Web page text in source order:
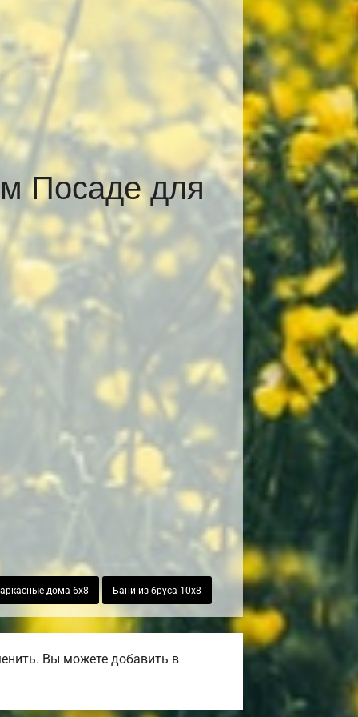
Посаде для
дома 6х8 Бани из бруса 10х8
Вы можете добавить в